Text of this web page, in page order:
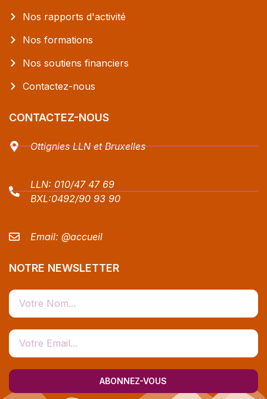
Nos rapports d'activité
Nos formations
Nos soutiens financiers
Contactez-nous
CONTACTEZ-NOUS
Ottignies LLN et Bruxelles
LLN: 010/47 47 69
BXL:0492/90 93 90
Email: @accueil
NOTRE NEWSLETTER
ABONNEZ-VOUS